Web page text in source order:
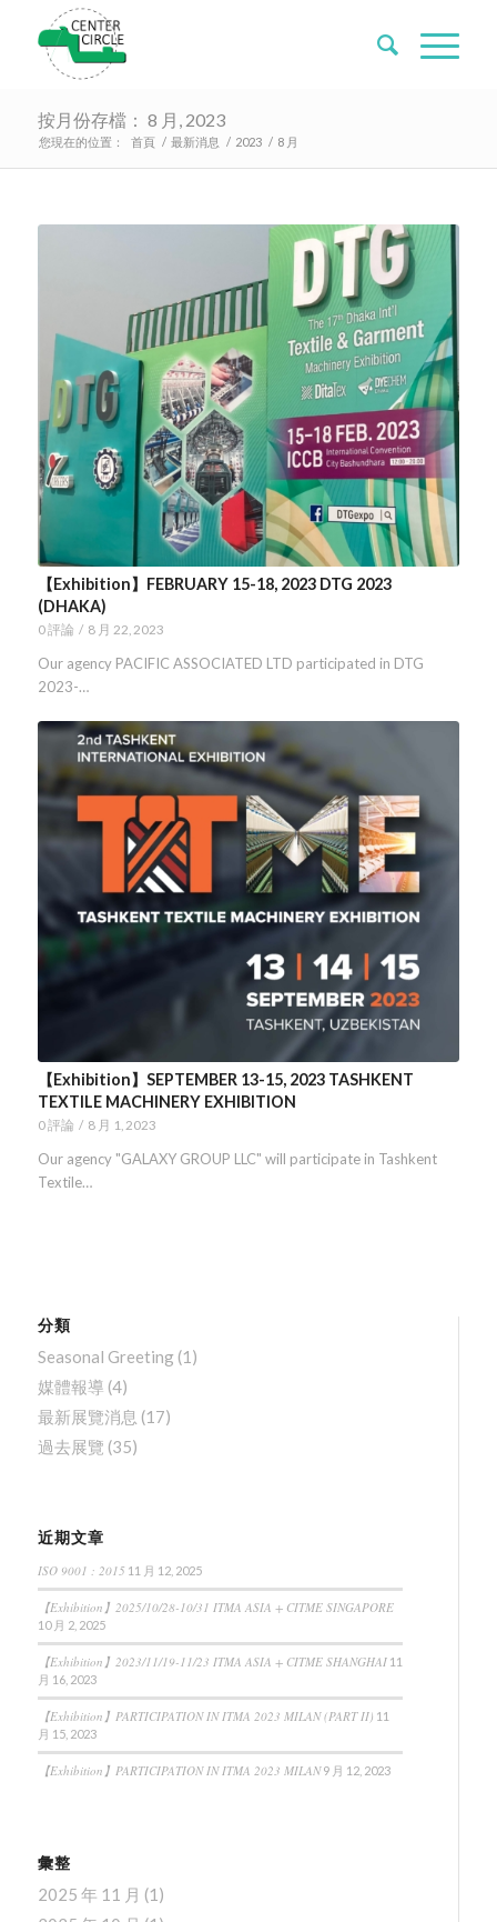
按月份存檔： 8 月, 2023
您現在的位置： 首頁 / 最新消息 / 2023 / 8 月
【Exhibition】FEBRUARY 15-18, 2023 DTG 2023
(DHAKA)
0 評論 / 8 月 22, 2023
Our agency PACIFIC ASSOCIATED LTD participated in DTG
2023-…
【Exhibition】SEPTEMBER 13-15, 2023 TASHKENT
TEXTILE MACHINERY EXHIBITION
0 評論 / 8 月 1, 2023
Our agency "GALAXY GROUP LLC" will participate in Tashkent
Textile…
分類
Seasonal Greeting (1)
媒體報導 (4)
最新展覽消息 (17)
過去展覽 (35)
近期文章
ISO 9001 : 2015 11 月 12, 2025
【Exhibition】2025/10/28-10/31 ITMA ASIA + CITME SINGAPORE
10 月 2, 2025
【Exhibition】2023/11/19-11/23 ITMA ASIA + CITME SHANGHAI 11
月 16, 2023
【Exhibition】PARTICIPATION IN ITMA 2023 MILAN (PART II) 11
月 15, 2023
【Exhibition】PARTICIPATION IN ITMA 2023 MILAN 9 月 12, 2023
彙整
2025 年 11 月 (1)